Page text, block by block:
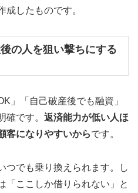
成したものです。
の人を狙い撃ちにする
」「自己破産後でも融資」
確です。 返済能力が低い人ほ
客になりやすいからです。
つでも乗り換えられます。し
「ここしか借りられない」と